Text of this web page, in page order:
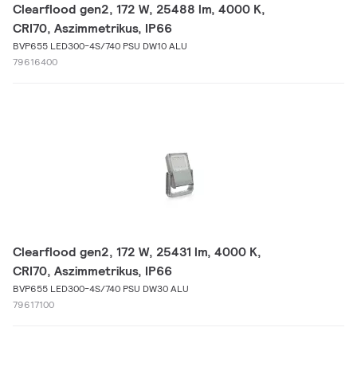
Clearflood gen2, 172 W, 25488 lm, 4000 K,
CRI70, Aszimmetrikus, IP66
BVP655 LED300-4S/740 PSU DW10 ALU
79616400
Clearflood gen2, 172 W, 25431 lm, 4000 K,
CRI70, Aszimmetrikus, IP66
BVP655 LED300-4S/740 PSU DW30 ALU
79617100